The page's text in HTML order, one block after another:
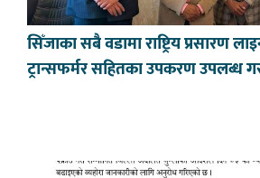
सिँजाका सबै वडामा राष्ट्रिय प्रसारण
ट्रान्सफर्मर सहितका उपकरण उपलब्ध